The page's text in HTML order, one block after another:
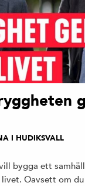
I HUDIKSVALL
bygga ett
Oavsett om